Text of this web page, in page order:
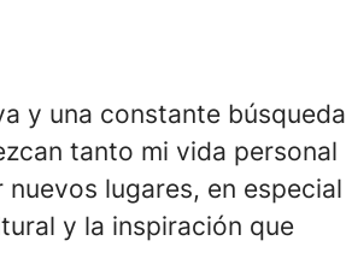
y una constante búsqueda
tanto mi vida personal
lugares, en especial
y la inspiración que